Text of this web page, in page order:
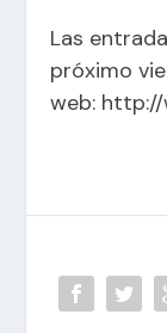
Las
próximo
web: http://